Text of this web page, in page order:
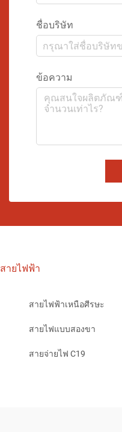
ชื่อบริษัท
ข้อความ
สายไฟฟ้า
สายไฟฟ้าเหนือศีรษะ
สายไฟแบบสองขา
สายจ่ายไฟ C19